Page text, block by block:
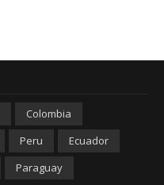
Colombia
Peru
Ecuador
Paraguay